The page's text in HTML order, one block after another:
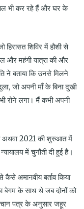
भी कर रहे हैं और घर के
हिरासत शिविर में हौशी से
और महंगी यात्रा की और
ने बताया कि उनसे मिलने
जो अपनी माँ के बिना दुखी
रोने लगा। मैं कभी अपनी
अथवा 2021 की शुरुआत में
में चुनौती दी हुई है।
अमानवीय बर्ताव किया
बेगम के साथ थे जब दोनों को
पत्र के अनुसार जहूर